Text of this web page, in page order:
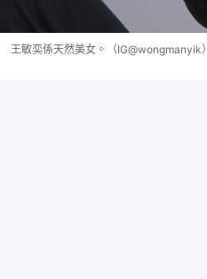
王敏奕係天然美女。（IG@wongmanyik）